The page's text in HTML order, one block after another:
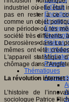
EdTech
Filières
Parents
Thématiques
industriel où elle était
pas en rester à ce
comme un objet
une période où les
société très différents,
Desrosières dans La
mêmes ont été
L'appareil statistique
chômage dans
La révolution internet
L’histoire de
sociologue Patrice